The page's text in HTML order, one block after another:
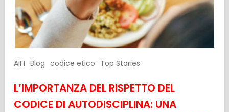
AIFI Blog codice etico Top Stories
L’IMPORTANZA DEL RISPETTO DEL
CODICE DI AUTODISCIPLINA: UNA